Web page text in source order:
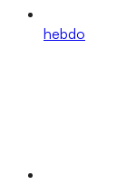
hebdo